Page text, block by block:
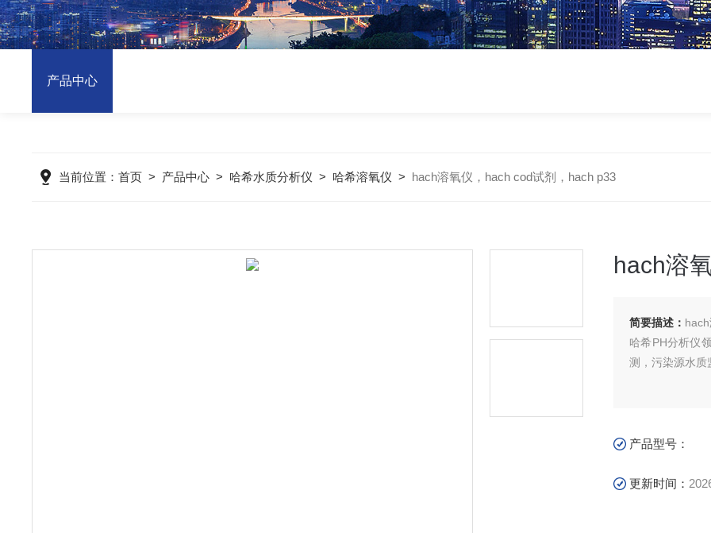
产品中心
当前位置：首页 > 产品中心 > 哈希水质分析仪 > 哈希溶氧仪 > hach溶氧仪，hach cod试剂，hach p33
hach溶
简要描述：
哈希PH分析仪
测，污染源水质
产品型号：
更新时间：